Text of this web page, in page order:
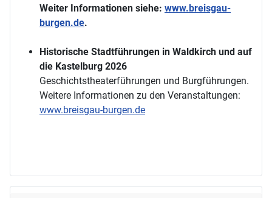
Weiter Informationen siehe: www.breisgau-
burgen.de.
Historische Stadtführungen in Waldkirch und auf
die Kastelburg 2026
Geschichtstheaterführungen und Burgführungen.
Weitere Informationen zu den Veranstaltungen:
www.breisgau-burgen.de